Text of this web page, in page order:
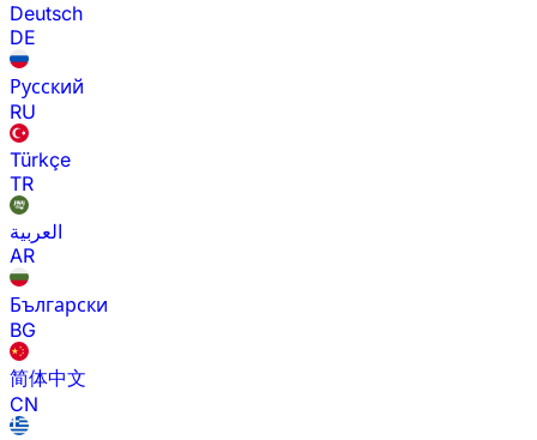
Deutsch
DE
Русский
RU
Türkçe
TR
العربية
AR
Български
BG
简体中文
CN